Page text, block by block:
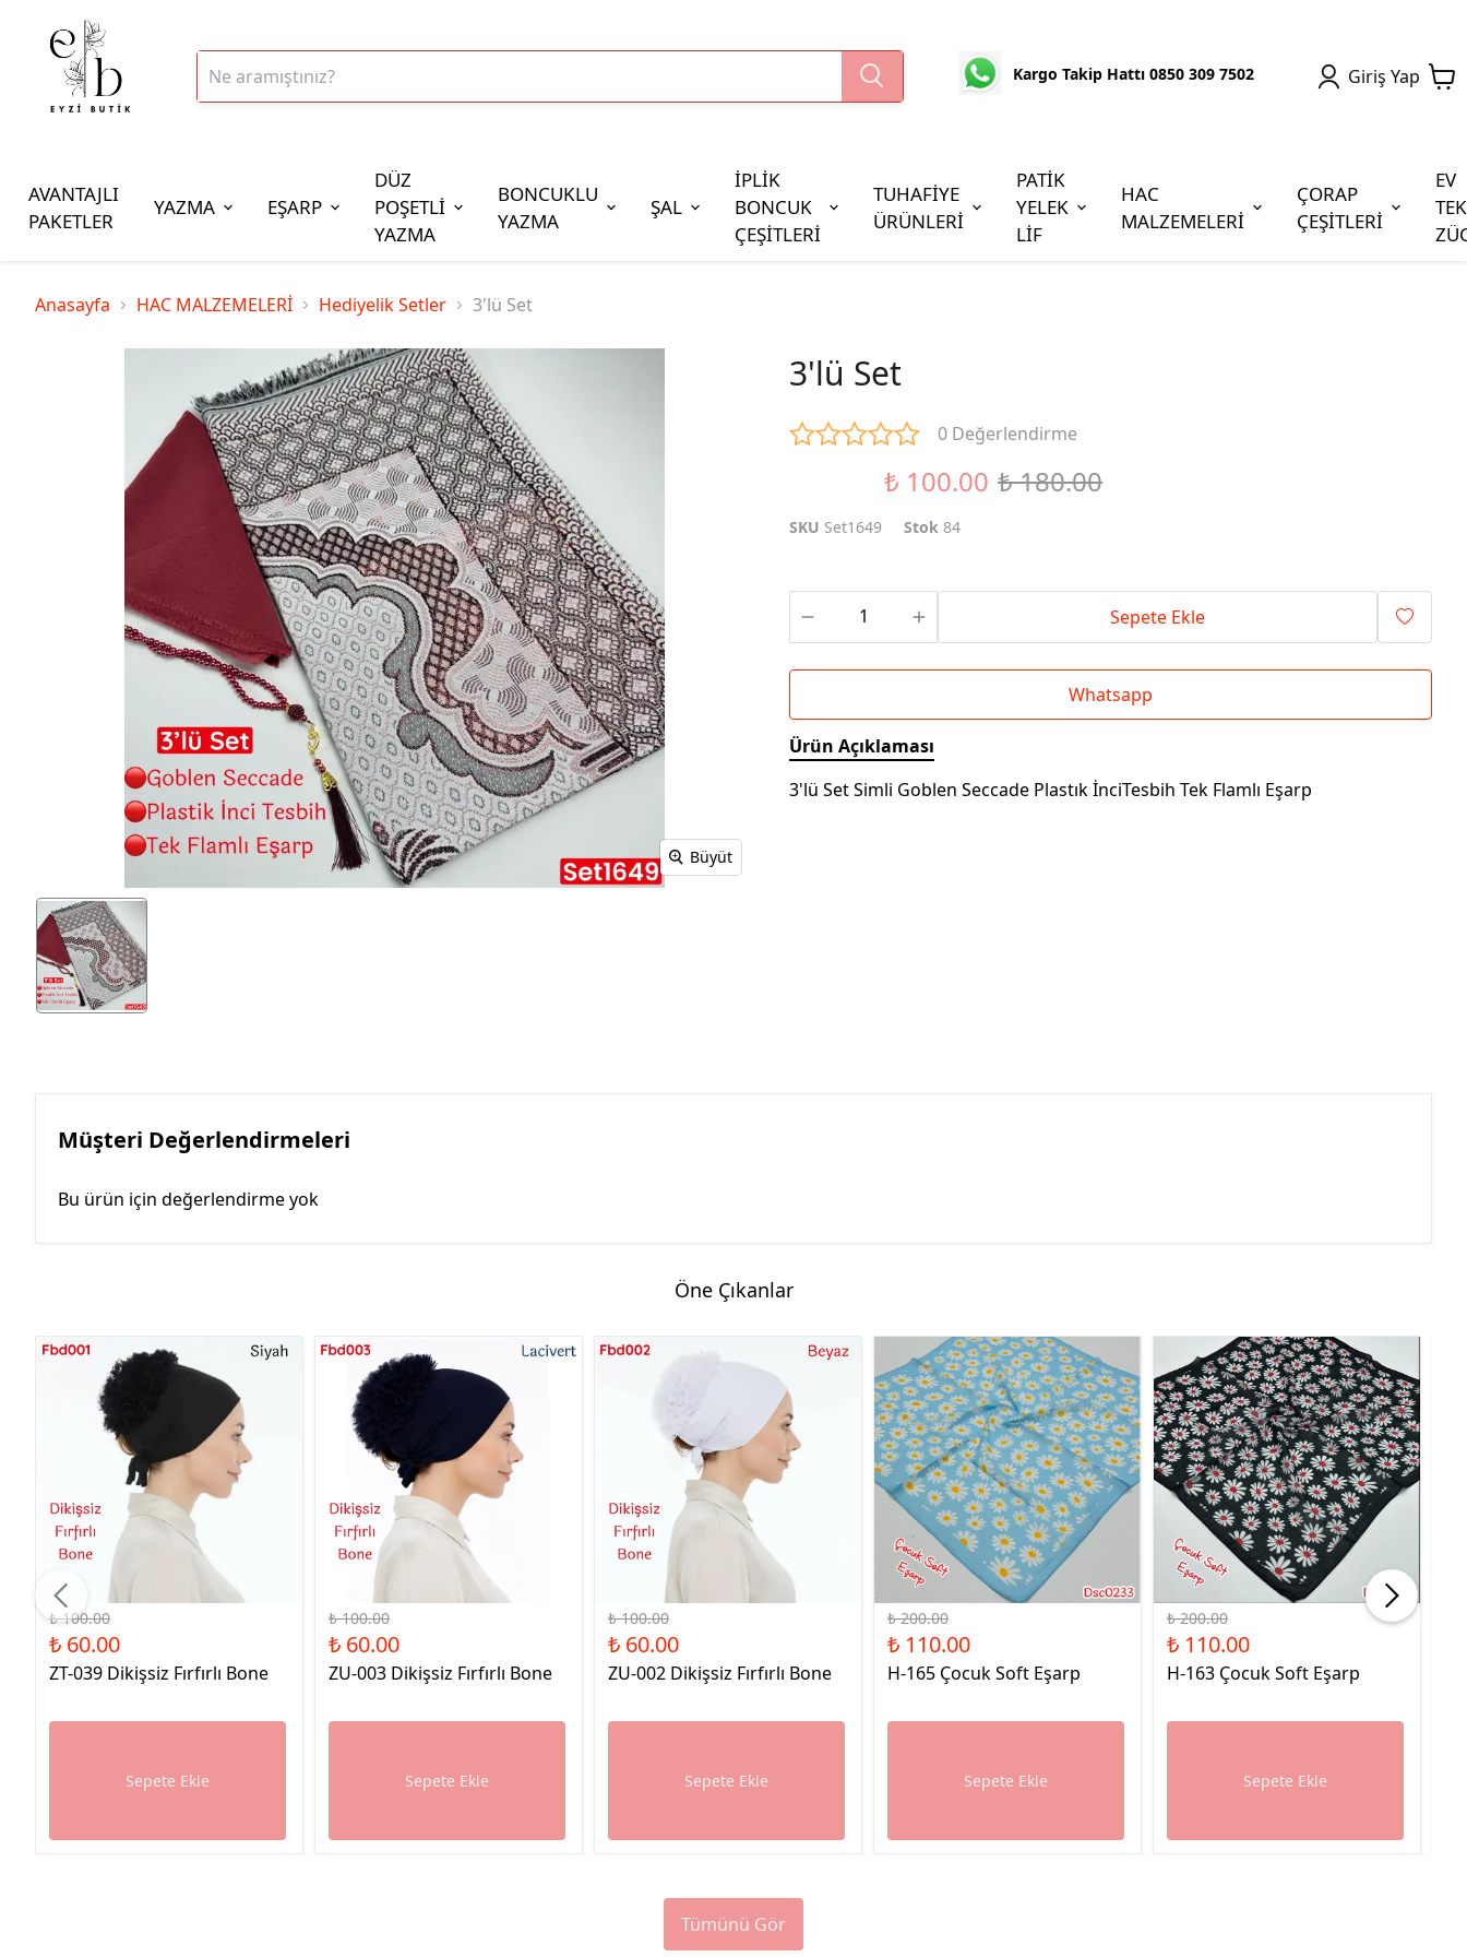
Kargo Takip Hattı 0850 309 7502 Giriş Yap
AVANTAJLI
PAKETLER
YAZMA EŞARP
DÜZ
POŞETLİ
YAZMA
BONCUKLU
YAZMA
ŞAL
İPLİK
BONCUK
ÇEŞİTLERİ
İplik Çeşitleri
100gr Altınbaşak Polyester İp
350gr Altınbaşak Polyester İp
Cezaevi Boncuğu
TUHAFİYE
ÜRÜNLERİ
PATİK
YELEK
LİF
HAC
MALZEMELERİ
ÇORAP
ÇEŞİTLERİ
EV
Anasayfa HAC MALZEMELERİ Hediyelik Setler 3'lü Set
Büyüt
3'lü Set
0 Değerlendirme
₺ 100.00 ₺ 180.00
SKU Set1649 Stok 84
Sepete Ekle
Whatsapp
Ürün Açıklaması
3'lü Set Simli Goblen Seccade Plastık İnciTesbih Tek Flamlı Eşarp
Müşteri Değerlendirmeleri
Bu ürün için değerlendirme yok
Öne Çıkanlar
%40 İndirim
₺ 100.00
₺ 60.00
ZT-039 Dikişsiz Fırfırlı Bone
Sepete Ekle
₺ 100.00
₺ 60.00
ZU-003 Dikişsiz Fırfırlı Bone
Sepete Ekle
%40 İndirim
₺ 100.00
₺ 60.00
ZU-002 Dikişsiz Fırfırlı Bone
Sepete Ekle
%45 İndirim
₺ 200.00
₺ 110.00
H-165 Çocuk Soft Eşarp
Sepete Ekle
%45 İndirim
₺ 200.00
₺ 110.00
H-163 Çocuk Soft Eşarp
Sepete Ekle
Tümünü Gör